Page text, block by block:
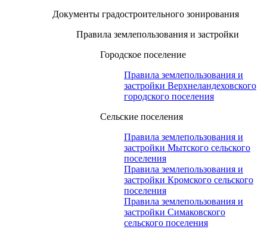
Документы градостроительного зонирования
Правила землепользования и застройки
Городское поселение
Правила землепользования и
застройки Верхнеландеховского
городского поселения
Сельские поселения
Правила землепользования и
застройки Мытского сельского
поселения
Правила землепользования и
застройки Кромского сельского
поселения
Правила землепользования и
застройки Симаковского
сельского поселения